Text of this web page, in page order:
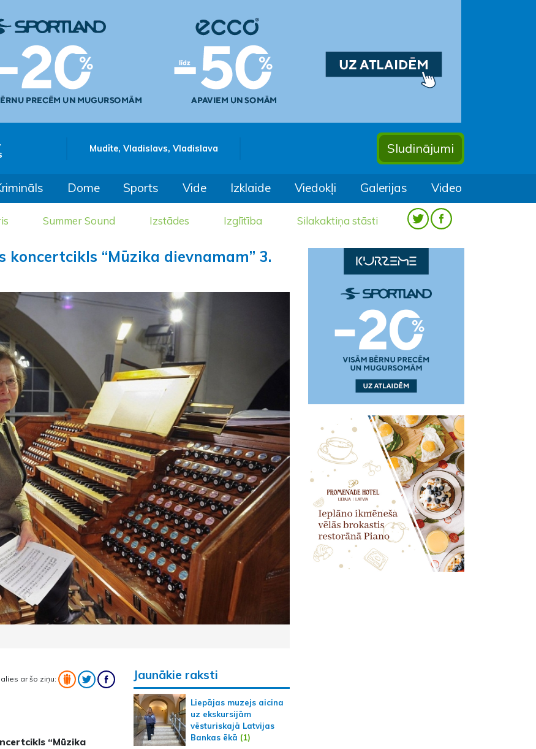
Mudīte, Vladislavs, Vladislava Sludinājumi
Dome Sports Vide Izklaide Viedokļi Galerijas Video
Summer Sound Izstādes Izglītība Silakaktiņa stāsti
koncertcikls “Mūzika dievnamam” 3.
ar šo ziņu:
“Mūzika
Jaunākie raksti
Liepājas muzejs aicina
uz ekskursijām
vēsturiskajā Latvijas
Bankas ēkā (1)